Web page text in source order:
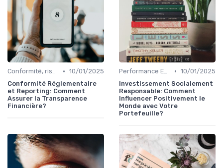
Conformité, risques & réglementation • 10/01/2025
Conformité Réglementaire
et Reporting: Comment
Assurer la Transparence
Financière?
Performance ESG & finance durable • 10/01/2025
Investissement Socialement
Responsable: Comment
Influencer Positivement le
Monde avec Votre
Portefeuille?